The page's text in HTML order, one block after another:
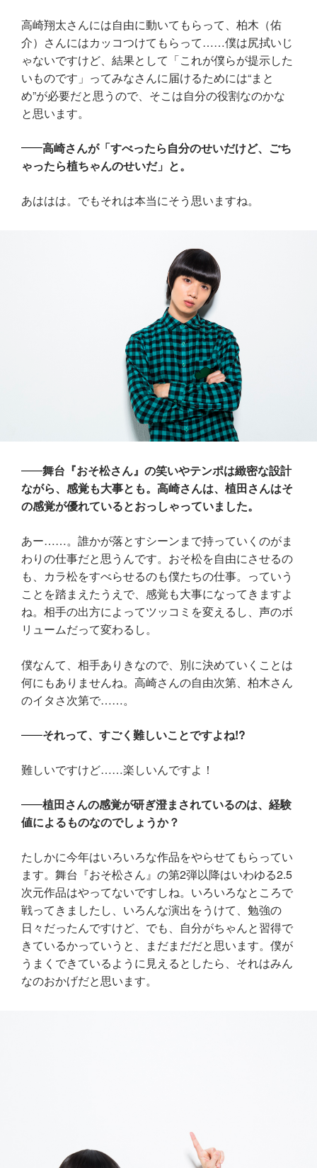
高崎翔太さんには自由に動いてもらって、柏木（佑
介）さんにはカッコつけてもらって……僕は尻拭いじ
ゃないですけど、結果として「これが僕らが提示した
いものです」ってみなさんに届けるためには“まと
め”が必要だと思うので、そこは自分の役割なのかな
と思います。
高崎さんが「すべったら自分のせいだけど、ごち
ゃったら植ちゃんのせいだ」と。
あははは。でもそれは本当にそう思いますね。
舞台『おそ松さん』の笑いやテンポは緻密な設計
ながら、感覚も大事とも。高崎さんは、植田さんはそ
の感覚が優れているとおっしゃっていました。
あー……。誰かが落とすシーンまで持っていくのがま
わりの仕事だと思うんです。おそ松を自由にさせるの
も、カラ松をすべらせるのも僕たちの仕事。っていう
ことを踏まえたうえで、感覚も大事になってきますよ
ね。相手の出方によってツッコミを変えるし、声のボ
リュームだって変わるし。
僕なんて、相手ありきなので、別に決めていくことは
何にもありませんね。高崎さんの自由次第、柏木さん
のイタさ次第で……。
それって、すごく難しいことですよね!?
難しいですけど……楽しいんですよ！
植田さんの感覚が研ぎ澄まされているのは、経験
値によるものなのでしょうか？
たしかに今年はいろいろな作品をやらせてもらってい
ます。舞台『おそ松さん』の第2弾以降はいわゆる2.5
次元作品はやってないですしね。いろいろなところで
戦ってきましたし、いろんな演出をうけて、勉強の
日々だったんですけど、でも、自分がちゃんと習得で
きているかっていうと、まだまだだと思います。僕が
うまくできているように見えるとしたら、それはみん
なのおかげだと思います。